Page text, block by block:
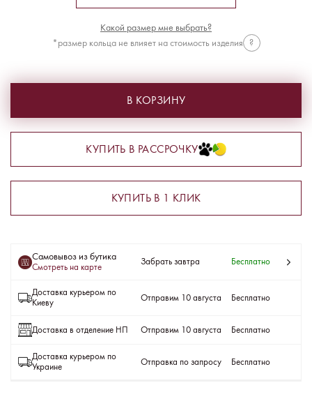
Какой размер мне выбрать?
*размер кольца не влияет на стоимость изделия
?
В КОРЗИНУ
КУПИТЬ В РАССРОЧКУ
КУПИТЬ В 1 КЛИК
Самовывоз из бутика
Смотреть на карте
Забрать завтра Бесплатно
Доставка курьером по
Киеву
Отправим 10 августа Бесплатно
Доставка в отделение НП Отправим 10 августа Бесплатно
Доставка курьером по
Украине
Отправка по запросу Бесплатно